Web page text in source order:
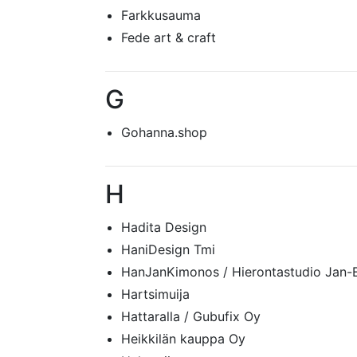
Farkkusauma
Fede art & craft
G
Gohanna.shop
H
Hadita Design
HaniDesign Tmi
HanJanKimonos / Hierontastudio Jan-
Hartsimuija
Hattaralla / Gubufix Oy
Heikkilän kauppa Oy